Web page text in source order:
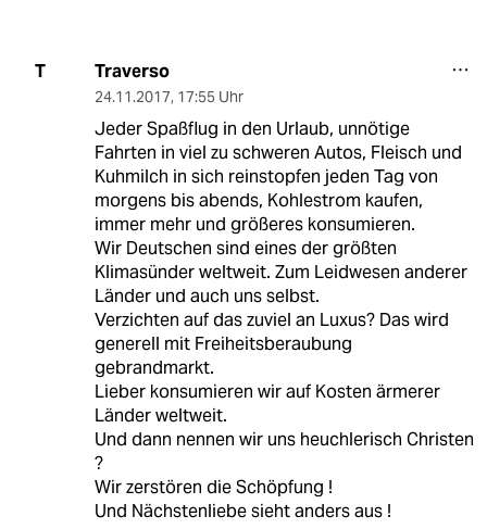
T Traverso
24.11.2017, 17:55 Uhr
Jeder Spaßflug in den Urlaub, unnötige
Fahrten in viel zu schweren Autos, Fleisch und
Kuhmilch in sich reinstopfen jeden Tag von
morgens bis abends, Kohlestrom kaufen,
immer mehr und größeres konsumieren.
Wir Deutschen sind eines der größten
Klimasünder weltweit. Zum Leidwesen anderer
Länder und auch uns selbst.
Verzichten auf das zuviel an Luxus? Das wird
generell mit Freiheitsberaubung
gebrandmarkt.
Lieber konsumieren wir auf Kosten ärmerer
Länder weltweit.
Und dann nennen wir uns heuchlerisch Christen
?
Wir zerstören die Schöpfung !
Und Nächstenliebe sieht anders aus !